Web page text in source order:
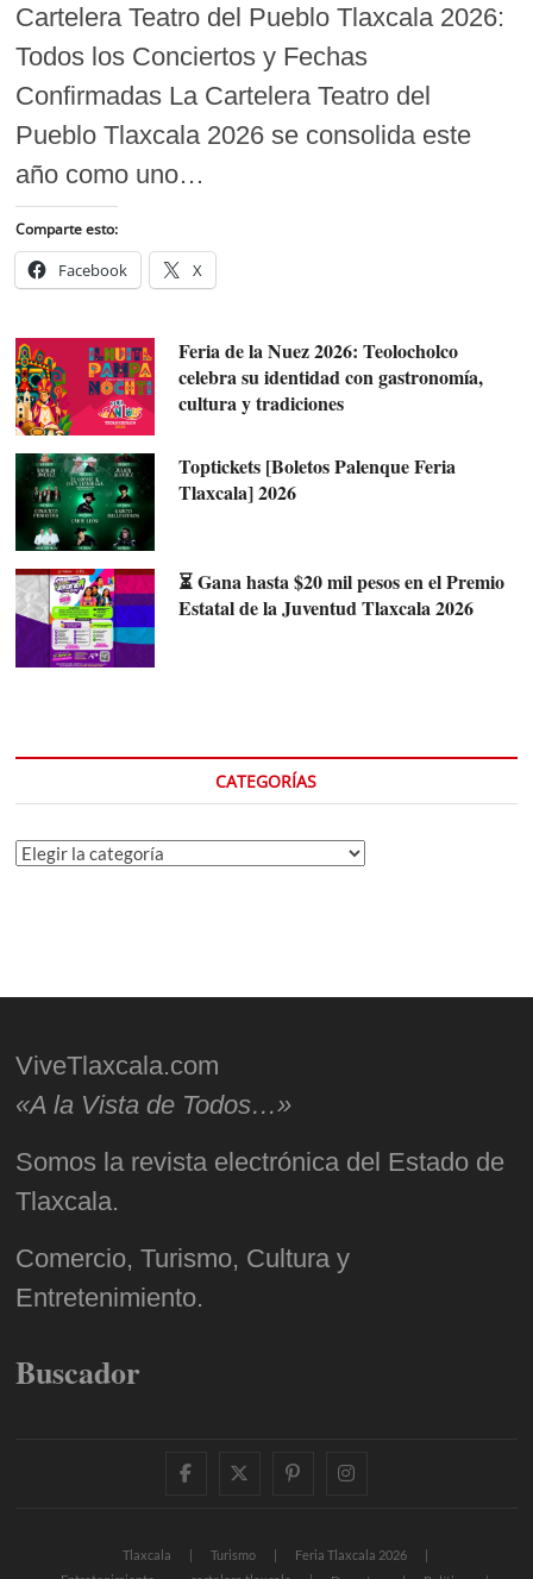
Cartelera Teatro del Pueblo Tlaxcala 2026:
Todos los Conciertos y Fechas
Confirmadas La Cartelera Teatro del
Pueblo Tlaxcala 2026 se consolida este
año como uno…
Comparte esto:
Facebook X
Feria de la Nuez 2026: Teolocholco
celebra su identidad con gastronomía,
cultura y tradiciones
Toptickets [Boletos Palenque Feria
Tlaxcala] 2026
⏳ Gana hasta $20 mil pesos en el Premio
Estatal de la Juventud Tlaxcala 2026
CATEGORÍAS
Categorías
ViveTlaxcala.com
«A la Vista de Todos…»
Somos la revista electrónica del Estado de
Tlaxcala.
Comercio, Turismo, Cultura y
Entretenimiento.
Buscador
facebooktwitter
pinterestinstagram
Tlaxcala Turismo
Feria Tlaxcala 2026